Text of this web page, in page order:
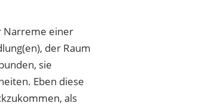
Narreme einer
der Raum
sie
Eben diese
als